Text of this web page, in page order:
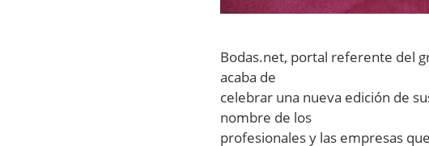
Bodas.net, portal referente del
acaba de
celebrar una nueva edición de
nombre de los
profesionales y las empresas